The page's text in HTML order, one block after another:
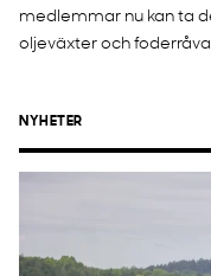
medlemmar nu kan ta
oljeväxter och
NYHETER